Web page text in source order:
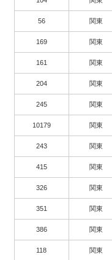
56 関東
169 関東
161 関東
204 関東
245 関東
10179 関東
243 関東
415 関東
326 関東
351 関東
386 関東
118 関東